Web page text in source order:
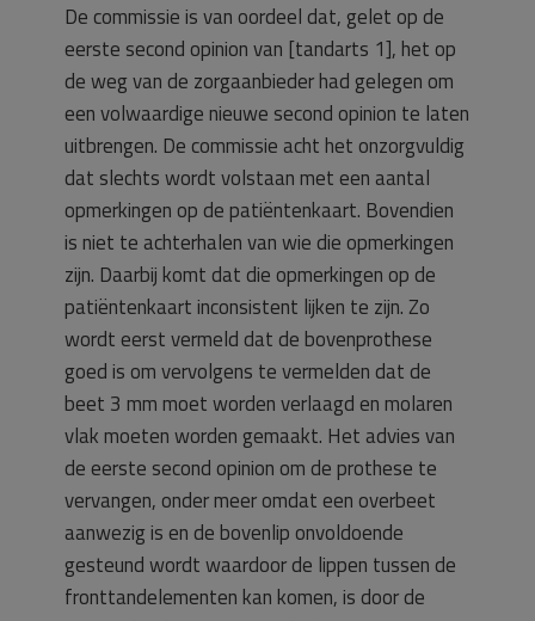
De commissie is van oordeel dat, gelet op de
eerste second opinion van [tandarts 1], het op
de weg van de zorgaanbieder had gelegen om
een volwaardige nieuwe second opinion te laten
uitbrengen. De commissie acht het onzorgvuldig
dat slechts wordt volstaan met een aantal
opmerkingen op de patiëntenkaart. Bovendien
is niet te achterhalen van wie die opmerkingen
zijn. Daarbij komt dat die opmerkingen op de
patiëntenkaart inconsistent lijken te zijn. Zo
wordt eerst vermeld dat de bovenprothese
goed is om vervolgens te vermelden dat de
beet 3 mm moet worden verlaagd en molaren
vlak moeten worden gemaakt. Het advies van
de eerste second opinion om de prothese te
vervangen, onder meer omdat een overbeet
aanwezig is en de bovenlip onvoldoende
gesteund wordt waardoor de lippen tussen de
fronttandelementen kan komen, is door de